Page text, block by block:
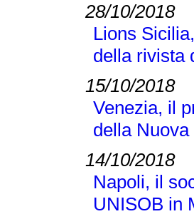
28/10/2018
Lions
della rivista
15/10/2018
Venezia, il
della
14/10/2018
Napoli, il
UNISOB in